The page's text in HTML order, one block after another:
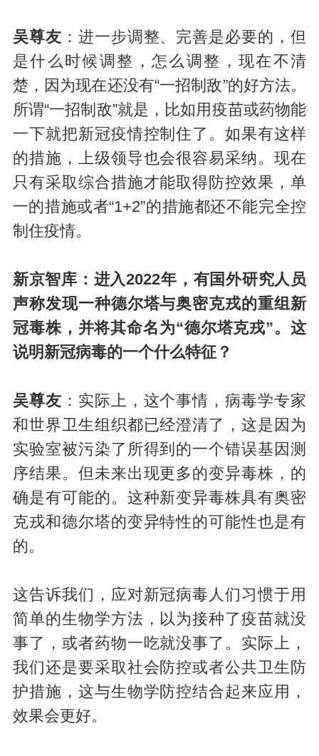
吴尊友 ：进一步调整、完善是必要的，但
是什么时候调整，怎么调整，现在不清
楚，因为现在还没有“一招制敌”的好方法。
所谓“一招制敌”就是，比如用疫苗或药物能
一下就把新冠疫情控制住了。如果有这样
的措施，上级领导也会很容易采纳。现在
只有采取综合措施才能取得防控效果，单
一的措施或者“1+2”的措施都还不能完全控
制住疫情。
新京智库：进入2022年，有国外研究人员
声称发现一种德尔塔与奥密克戎的重组新
冠毒株，并将其命名为“德尔塔克戎”。这
说明新冠病毒的一个什么特征？
吴尊友 ：实际上，这个事情，病毒学专家
和世界卫生组织都已经澄清了，这是因为
实验室被污染了所得到的一个错误基因测
序结果。但未来出现更多的变异毒株，的
确是有可能的。这种新变异毒株具有奥密
克戎和德尔塔的变异特性的可能性也是有
的。
这告诉我们，应对新冠病毒人们习惯于用
简单的生物学方法，以为接种了疫苗就没
事了，或者药物一吃就没事了。实际上，
我们还是要采取社会防控或者公共卫生防
护措施，这与生物学防控结合起来应用，
效果会更好。